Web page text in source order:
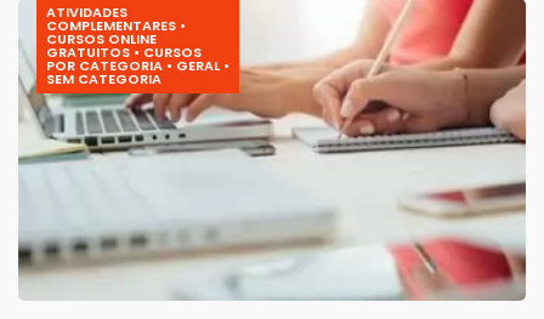
ATIVIDADES
COMPLEMENTARES •
CURSOS ONLINE
GRATUITOS • CURSOS
POR CATEGORIA • GERAL•
SEM CATEGORIA